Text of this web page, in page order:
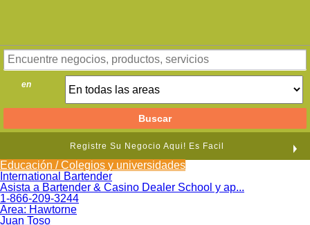
en
Registre Su Negocio Aqui! Es Facil
Educación / Colegios y universidades
International Bartender
Asista a Bartender & Casino Dealer School y ap...
1-866-209-3244
Area: Hawtorne
Juan Toso